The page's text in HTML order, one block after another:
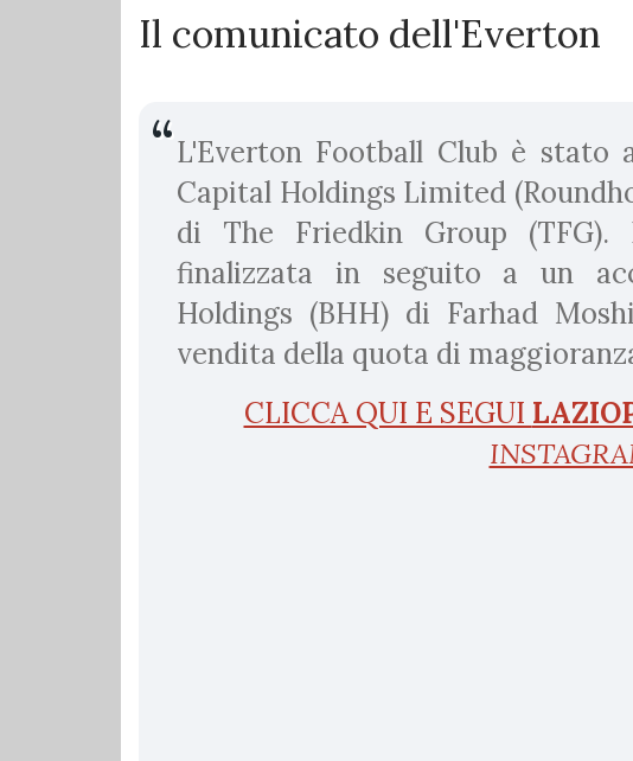
Il comunicato dell'Everton
L'Everton Football Club è stato
Capital Holdings Limited
di The Friedkin Group
finalizzata in seguito a un
Holdings (BHH) di Farhad
vendita della quota di
CLICCA QUI E SEGUI